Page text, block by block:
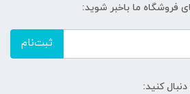
فروشگاه ما باخبر شوید:
ثبت‌نام
کنید: